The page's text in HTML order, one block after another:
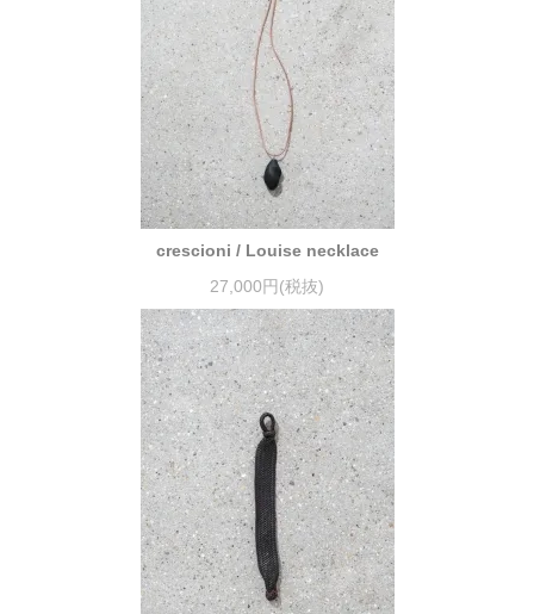
crescioni / Louise necklace
27,000円(税抜)